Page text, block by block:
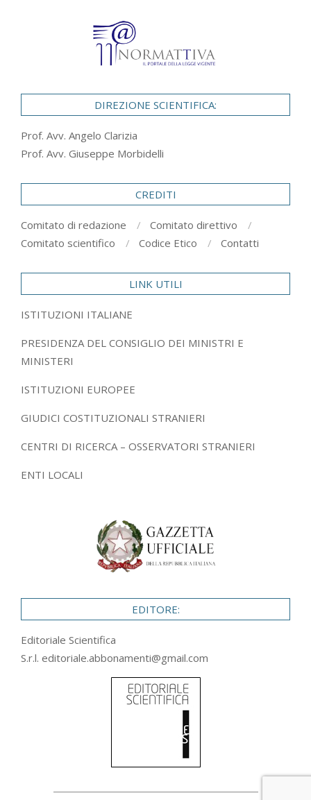
DIREZIONE SCIENTIFICA:
Prof. Avv. Angelo Clarizia
Prof. Avv. Giuseppe Morbidelli
CREDITI
Comitato di redazione
Comitato direttivo
Comitato scientifico
Codice Etico Contatti
LINK UTILI
ISTITUZIONI ITALIANE
PRESIDENZA DEL CONSIGLIO DEI MINISTRI E
MINISTERI
ISTITUZIONI EUROPEE
GIUDICI COSTITUZIONALI STRANIERI
CENTRI DI RICERCA – OSSERVATORI STRANIERI
ENTI LOCALI
EDITORE:
Editoriale Scientifica
S.r.l. editoriale.abbonamenti@gmail.com